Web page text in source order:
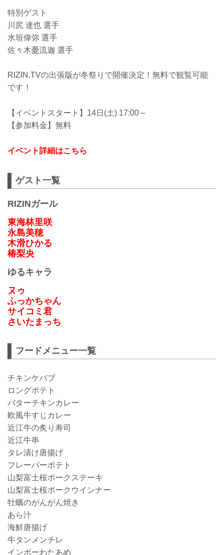
特別ゲスト
川尻 達也 選手
水垣偉弥 選手
佐々木憂流迦 選手
RIZIN.TVの出張版が冬祭りで開催決定！無料で観覧可能
です！
【イベントスタート】14日(土) 17:00～
【参加料金】無料
イベント詳細はこちら
ゲスト一覧
RIZINガール
東海林里咲
永島美穂
木滑ひかる
椿梨央
ゆるキャラ
ヌゥ
ふっかちゃん
サイコミ君
さいたまっち
フードメニュー一覧
チキンケバブ
ロングポテト
バターチキンカレー
欧風牛すじカレー
近江牛の炙り寿司
近江牛串
タレ漬け唐揚げ
フレーバーポテト
山梨富士桜ポークステーキ
山梨富士桜ポークウインナー
牡蠣のがんがん焼き
あら汁
海鮮唐揚げ
牛タンメンチレ
インボーわたあめ